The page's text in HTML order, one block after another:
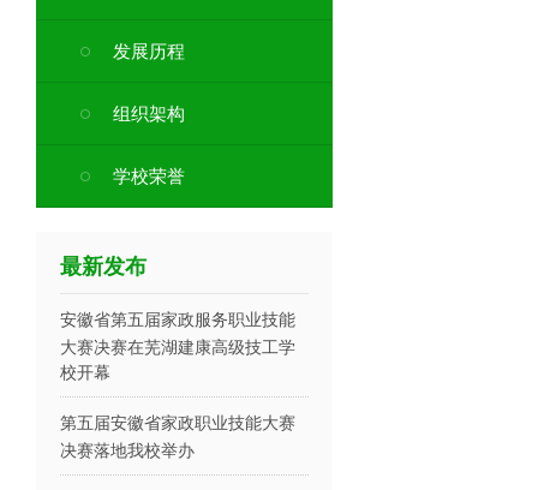
发展历程
组织架构
学校荣誉
最新发布
安徽省第五届家政服务职业技能
大赛决赛在芜湖建康高级技工学
校开幕
第五届安徽省家政职业技能大赛
决赛落地我校举办